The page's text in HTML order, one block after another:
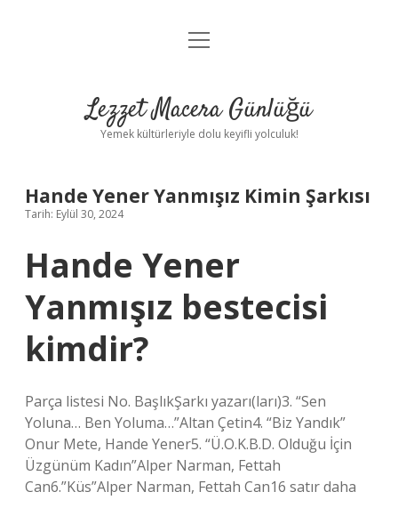
Anasayfa
Yasal Uyarı
menüyü
Lezzet Macera Günlüğü
Yemek kültürleriyle dolu keyifli yolculuk!
Hande Yener Yanmışız Kimin Şarkısı
Tarih: Eylül 30, 2024
Hande Yener
Yanmışız bestecisi
kimdir?
Parça listesi No. BaşlıkŞarkı yazarı(ları)3. “Sen
Yoluna… Ben Yoluma…”Altan Çetin4. “Biz Yandık”
Onur Mete, Hande Yener5. “Ü.O.K.B.D. Olduğu İçin
Üzgünüm Kadın”Alper Narman, Fettah
Can6.”Küs”Alper Narman, Fettah Can16 satır daha